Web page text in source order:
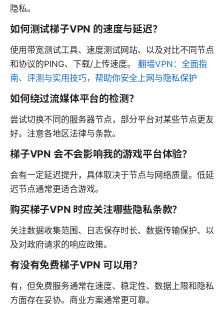
隐私。
如何测试梯子VPN 的速度与延迟？
使用带宽测试工具、速度测试网站、以及对比不同节点
和协议的PING、下载/上传速度。 翻墙VPN：全面指
南、评测与实用技巧，帮助你安全上网与隐私保护
如何绕过流媒体平台的检测？
尝试切换不同的服务器节点，部分平台对某些节点更友
好。注意各地区法律与条款。
梯子VPN 会不会影响我的游戏平台体验？
会有一定延迟提升，具体取决于节点与网络质量。低延
迟节点通常更适合游戏。
购买梯子VPN 时应关注哪些隐私条款？
关注数据收集范围、日志保存时长、数据传输保护、以
及对政府请求的响应政策。
有没有免费梯子VPN 可以用？
有，但免费服务通常在速度、稳定性、数据上限和隐私
方面存在妥协。商业方案通常更可靠。